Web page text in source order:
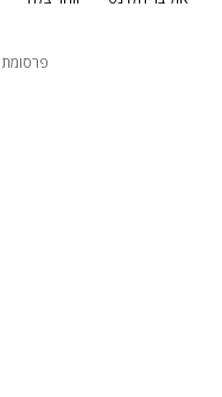
פרסומת